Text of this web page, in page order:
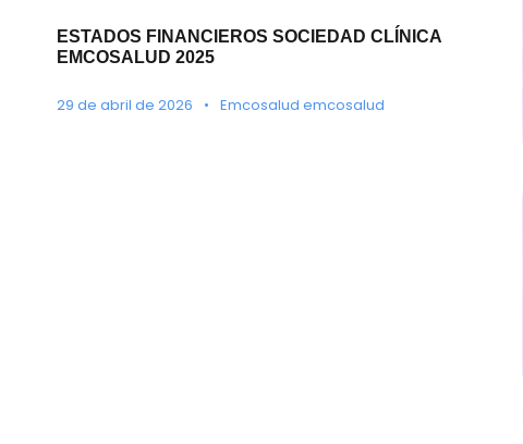
ESTADOS FINANCIEROS SOCIEDAD CLÍNICA
EMCOSALUD 2025
29 de abril de 2026 • Emcosalud emcosalud